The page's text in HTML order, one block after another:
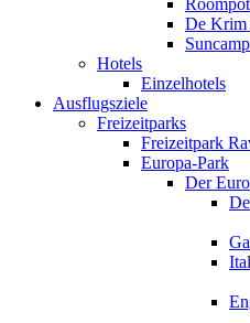
De Krim
Hotels
Einzelhotels
Ausflugsziele
Freizeitparks
Freizeitpark
Europa-Park
Der